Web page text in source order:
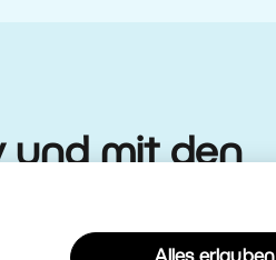
und mit den